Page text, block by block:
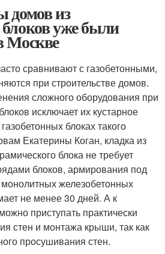
домов из
уже были
Москве
сравнивают с газобетонными,
при строительстве домов.
сложного оборудования при
исключает их кустарное
блоках такого
Екатерины Коган, кладка из
блока не требует
блоков, армирования под
железобетонных
не менее 30 дней. А к
приступать практически
стен и монтажа крыши, так как
просушивания стен.